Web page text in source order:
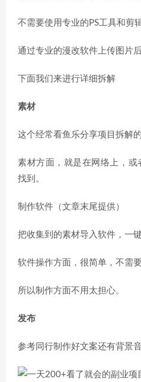
不需要使用专业的PS工具和剪
通过专业的漫改软件上传图片
下面我们来进行详细拆解
素材
这个经常看鱼乐分享项目拆解
素材方面，就是在网络上，或
找到。
制作软件（文章末尾提供）
把收集到的素材导入软件，一键
软件操作方面，很简单，不需
所以制作方面不用太担心。
发布
参考同行制作好文案还有背景